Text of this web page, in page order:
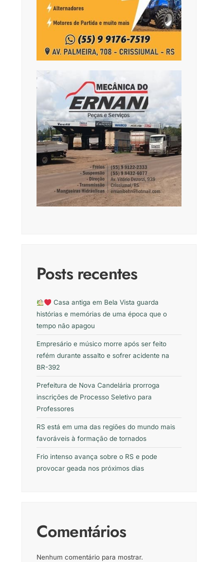
Posts recentes
Casa antiga em Bela Vista guarda
histórias e memórias de uma época que o
tempo não apagou
Empresário e músico morre após ser feito
refém durante assalto e sofrer acidente na
BR-392
Prefeitura de Nova Candelária prorroga
inscrições de Processo Seletivo para
Professores
RS está em uma das regiões do mundo mais
favoráveis à formação de tornados
Frio intenso avança sobre o RS e pode
provocar geada nos próximos dias
Comentários
Nenhum comentário para mostrar.